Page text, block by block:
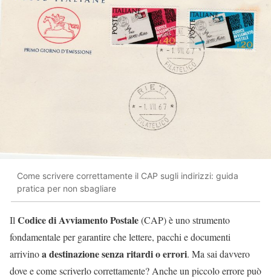
Come scrivere correttamente il CAP sugli indirizzi: guida
pratica per non sbagliare
Il Codice di Avviamento Postale(CAP) è uno strumento
fondamentale per garantire che lettere, pacchi e documenti
arrivinoa destinazione senza ritardi o errori. Ma sai davvero
dove e come scriverlo correttamente? Anche un piccolo errore può